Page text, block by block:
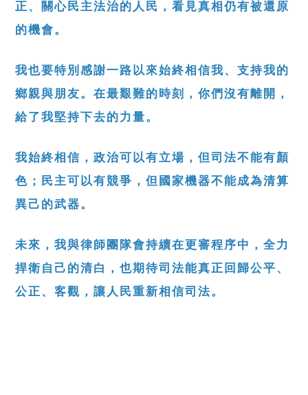
正、關心民主法治的人民，看見真相仍有被還原
的機會。
我也要特別感謝一路以來始終相信我、支持我的
鄉親與朋友。在最艱難的時刻，你們沒有離開，
給了我堅持下去的力量。
我始終相信，政治可以有立場，但司法不能有顏
色；民主可以有競爭，但國家機器不能成為清算
異己的武器。
未來，我與律師團隊會持續在更審程序中，全力
捍衛自己的清白，也期待司法能真正回歸公平、
公正、客觀，讓人民重新相信司法。